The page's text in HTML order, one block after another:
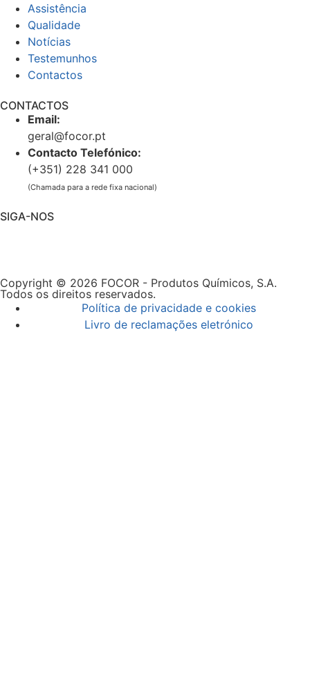
Assistência
Qualidade
Notícias
Testemunhos
Contactos
CONTACTOS
Email:
geral@focor.pt
Contacto Telefónico:
(+351) 228 341 000
(Chamada para a rede fixa nacional)
SIGA-NOS
Copyright © 2026 FOCOR - Produtos Químicos, S.A.
Todos os direitos reservados.
Política de privacidade e cookies
Livro de reclamações eletrónico